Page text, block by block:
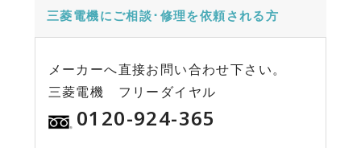
三菱電機にご相談･修理を依頼される方
メーカーへ直接お問い合わせ下さい。
三菱電機 フリーダイヤル
0120-924-365